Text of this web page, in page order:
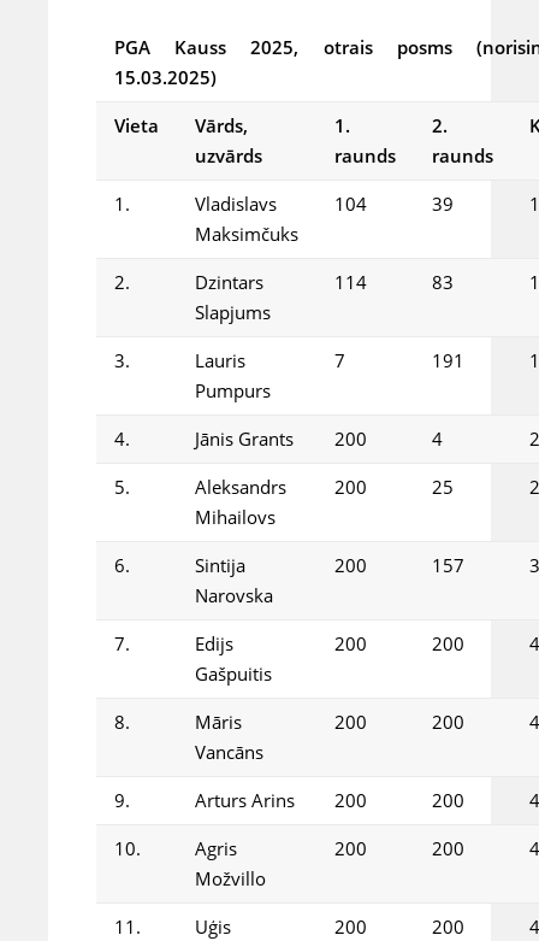
PGA Kauss 2025, otrais posms
15.03.2025)
Vieta
Vārds,
uzvārds
1.
raunds
2.
raunds
1.
Vladislavs
Maksimčuks
104 39
2.
Dzintars
Slapjums
114 83
3.
Lauris
Pumpurs
7 191
4. Jānis Grants 200 4
5.
Aleksandrs
Mihailovs
200 25
6.
Sintija
Narovska
200 157
7.
Edijs
Gašpuitis
200 200
8.
Māris
Vancāns
200 200
9. Arturs Arins 200 200
10.
Agris
Možvillo
200 200
11.
Uģis
200 200